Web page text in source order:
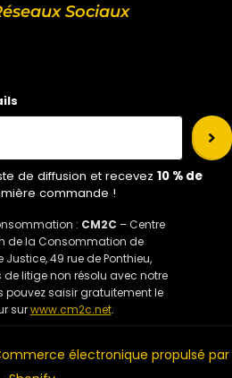
Sociaux
de diffusion et recevez 10 % de
commande !
: CM2C – Centre
de la Consommation de
49 rue de Ponthieu,
de litige non résolu avec notre
pouvez saisir gratuitement le
surwww.cm2c.net.
électronique propulsé par